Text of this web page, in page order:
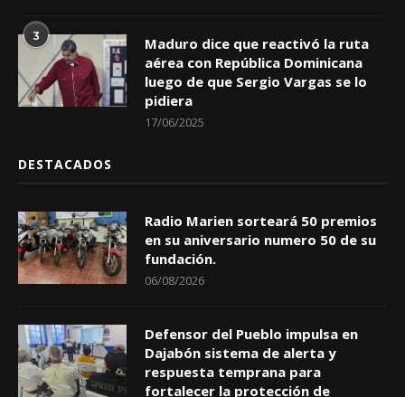
3
Maduro dice que reactivó la ruta
aérea con República Dominicana
luego de que Sergio Vargas se lo
pidiera
17/06/2025
DESTACADOS
Radio Marien sorteará 50 premios
en su aniversario numero 50 de su
fundación.
06/08/2026
Defensor del Pueblo impulsa en
Dajabón sistema de alerta y
respuesta temprana para
fortalecer la protección de